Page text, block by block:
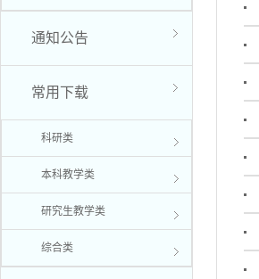
通知公告
常用下载
科研类
本科教学类
研究生教学类
综合类